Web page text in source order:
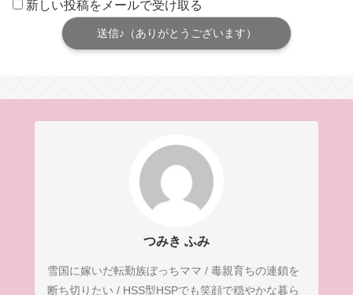
新しい投稿をメールで受け取る
つみき ふみ
雪国に嫁いだ転勤族ぼっちママ / 毒親育ちの連鎖を
断ち切りたい / HSS型HSPでも笑顔で穏やかな暮ら